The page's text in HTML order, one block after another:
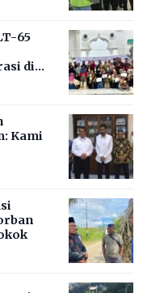
65
di
Kami